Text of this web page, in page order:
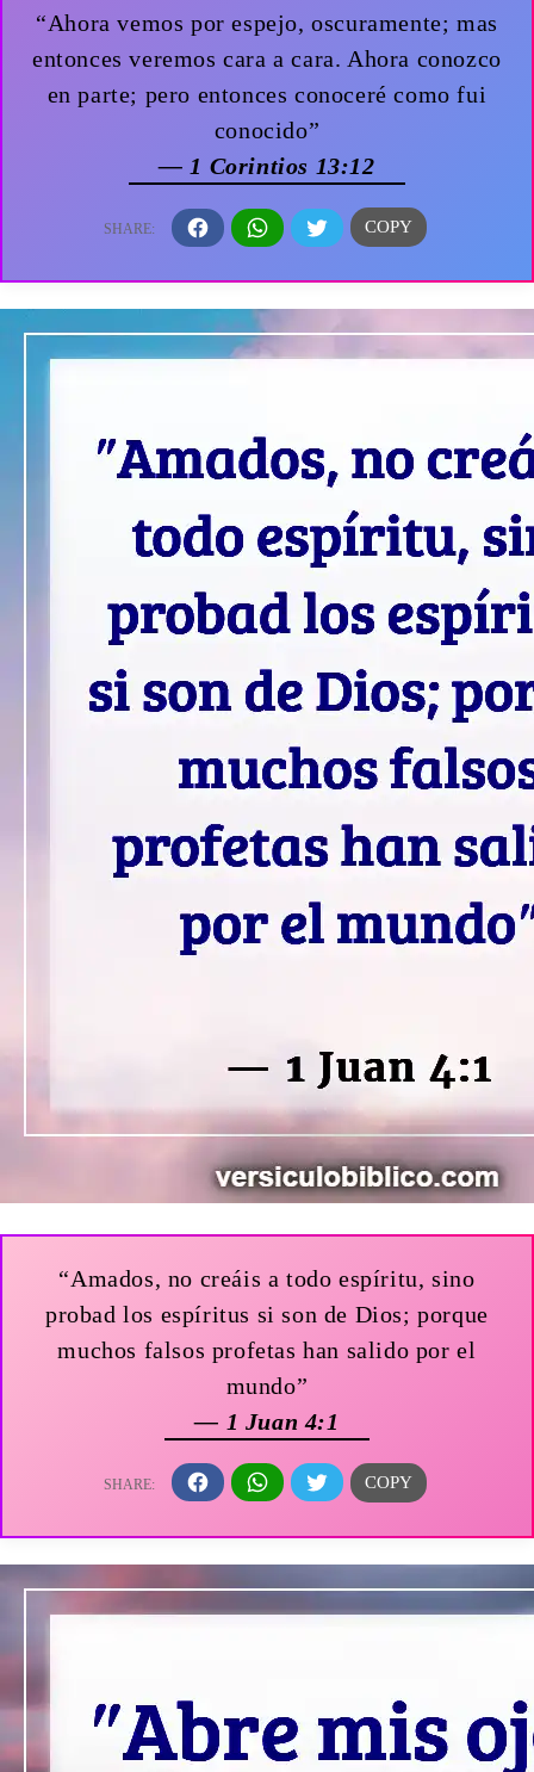
“Ahora vemos por espejo, oscuramente; mas
entonces veremos cara a cara. Ahora conozco
en parte; pero entonces conoceré como fui
conocido”
— 1 Corintios 13:12
“Amados, no creáis a todo espíritu, sino
probad los espíritus si son de Dios; porque
muchos falsos profetas han salido por el
mundo”
— 1 Juan 4:1